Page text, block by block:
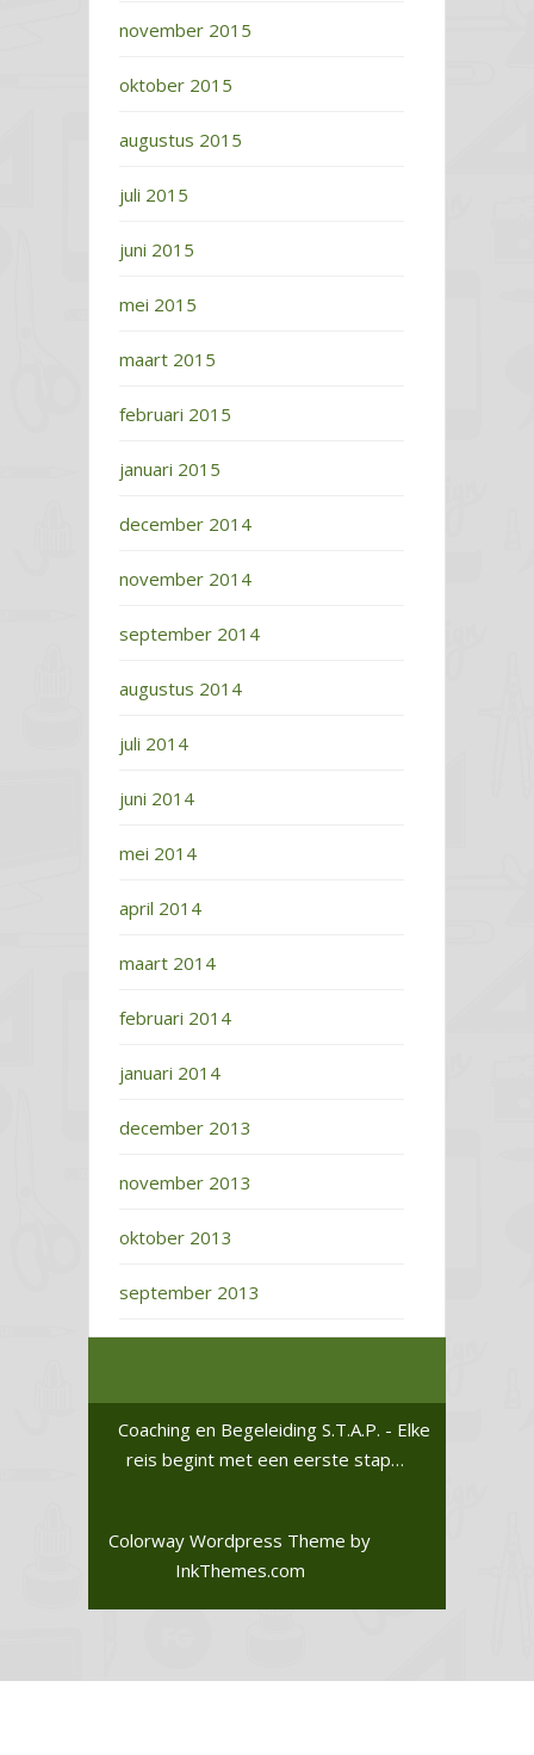
november 2015
oktober 2015
augustus 2015
juli 2015
juni 2015
mei 2015
maart 2015
februari 2015
januari 2015
december 2014
november 2014
september 2014
augustus 2014
juli 2014
juni 2014
mei 2014
april 2014
maart 2014
februari 2014
januari 2014
december 2013
november 2013
oktober 2013
september 2013
Coaching en Begeleiding S.T.A.P. - Elke
reis begint met een eerste stap…
Colorway Wordpress Theme by
InkThemes.com